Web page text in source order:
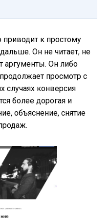
приводит к простому
Он не читает, не
аргументы. Он либо
просмотр с
случаях конверсия
более дорогая и
объяснение, снятие